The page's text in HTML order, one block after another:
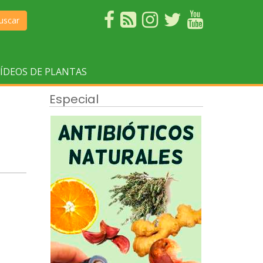
DE PLANTAS
Especial